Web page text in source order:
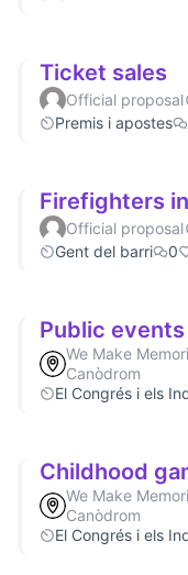
Ticket sales
Official proposal
Premis i apostes
Firefighters
Official proposal
Gent del barri
0
Public
We Make
Canòdrom
El Congrés i els
Childhood
We Make
Canòdrom
El Congrés i els